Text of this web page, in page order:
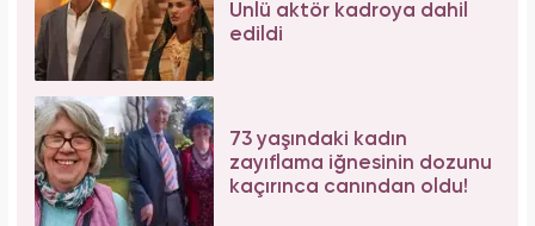
Ünlü aktör kadroya dahil
edildi
73 yaşındaki kadın
zayıflama iğnesinin dozunu
kaçırınca canından oldu!